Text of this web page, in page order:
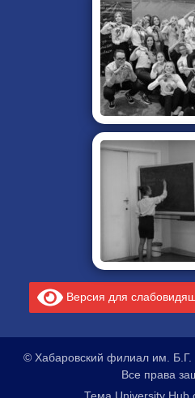
Версия для
© Хабаровский филиал им. Б.Г.
Все права
Тема University Hub